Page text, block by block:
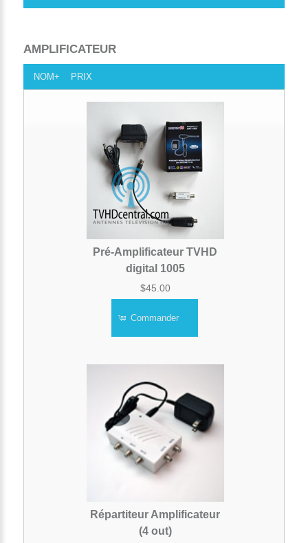
AMPLIFICATEUR
NOM+ PRIX
Pré-Amplificateur TVHD
digital 1005
$45.00
Commander
Répartiteur Amplificateur
(4 out)